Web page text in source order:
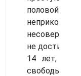
поло­вой
не
14 лет, или
свободы